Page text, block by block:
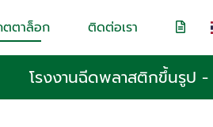
ตตาล็อก ติดต่อเรา
โรงงานฉีดพลาสติกขึ้นรูป